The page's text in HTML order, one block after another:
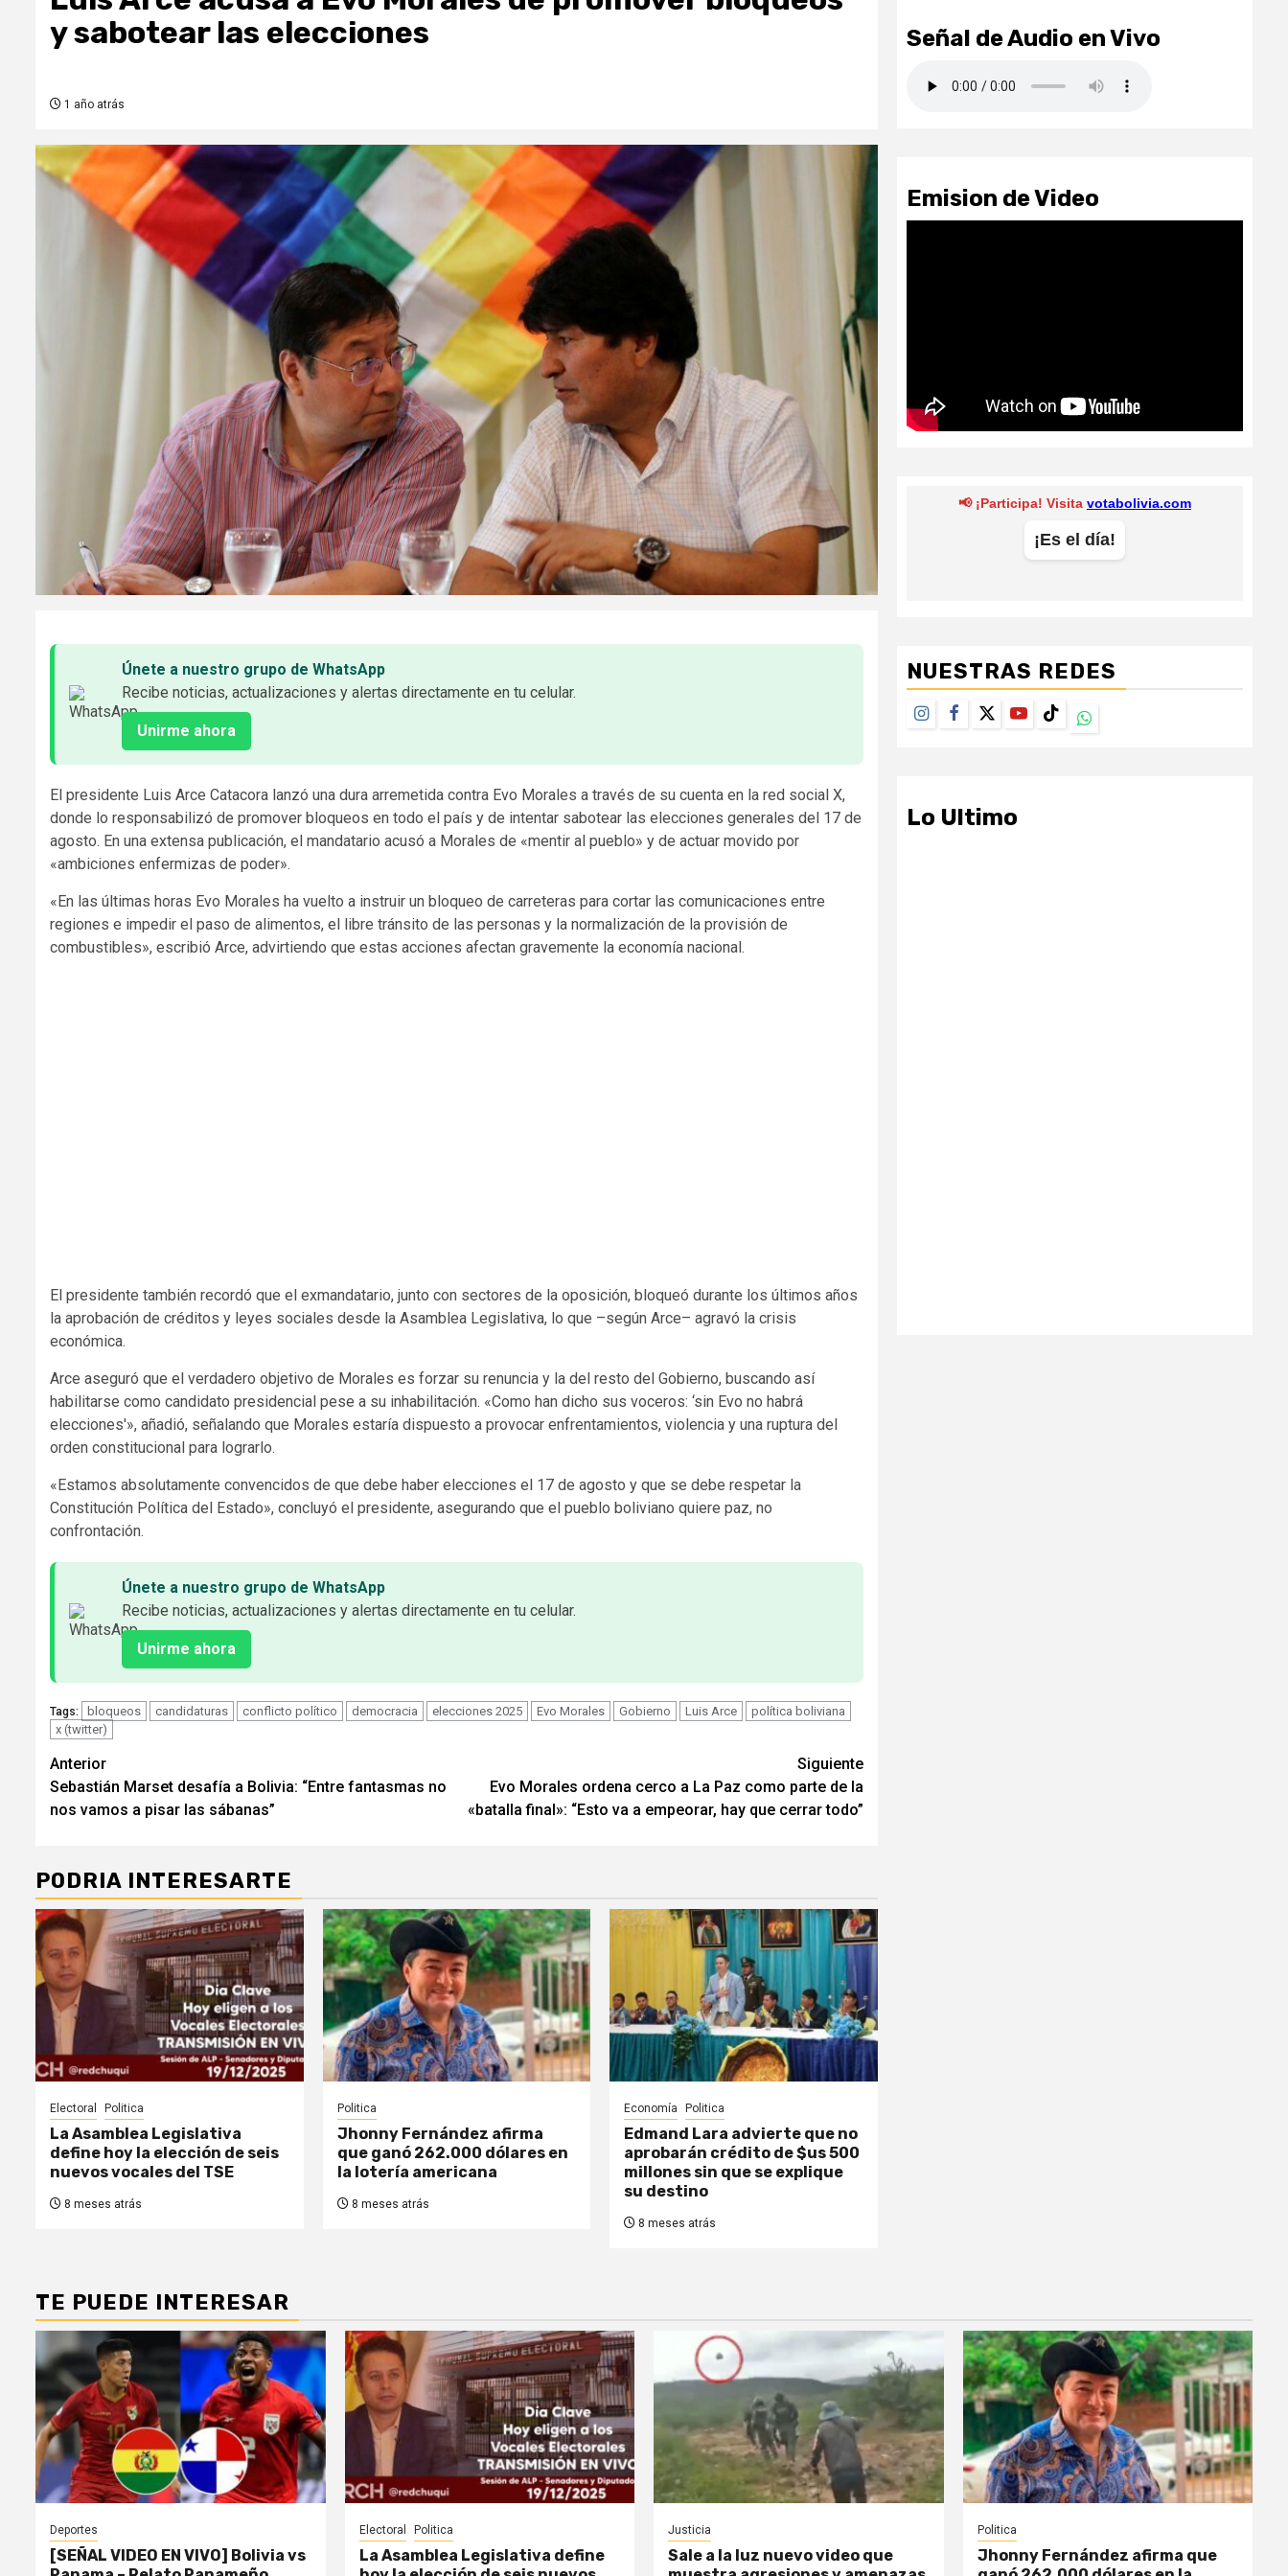
y sabotear las elecciones
1 año atrás
Únete a nuestro grupo de WhatsApp
Recibe noticias, actualizaciones y alertas directamente en tu celular.
Unirme ahora
El presidente Luis Arce Catacora lanzó una dura arremetida contra Evo Morales a través de su cuenta en la red social X,
donde lo responsabilizó de promover bloqueos en todo el país y de intentar sabotear las elecciones generales del 17 de
agosto. En una extensa publicación, el mandatario acusó a Morales de «mentir al pueblo» y de actuar movido por
«ambiciones enfermizas de poder».
«En las últimas horas Evo Morales ha vuelto a instruir un bloqueo de carreteras para cortar las comunicaciones entre
regiones e impedir el paso de alimentos, el libre tránsito de las personas y la normalización de la provisión de
combustibles», escribió Arce, advirtiendo que estas acciones afectan gravemente la economía nacional.
El presidente también recordó que el exmandatario, junto con sectores de la oposición, bloqueó durante los últimos años
la aprobación de créditos y leyes sociales desde la Asamblea Legislativa, lo que –según Arce– agravó la crisis
económica.
Arce aseguró que el verdadero objetivo de Morales es forzar su renuncia y la del resto del Gobierno, buscando así
habilitarse como candidato presidencial pese a su inhabilitación. «Como han dicho sus voceros: ‘sin Evo no habrá
elecciones'», añadió, señalando que Morales estaría dispuesto a provocar enfrentamientos, violencia y una ruptura del
orden constitucional para lograrlo.
«Estamos absolutamente convencidos de que debe haber elecciones el 17 de agosto y que se debe respetar la
Constitución Política del Estado», concluyó el presidente, asegurando que el pueblo boliviano quiere paz, no
confrontación.
Únete a nuestro grupo de WhatsApp
Recibe noticias, actualizaciones y alertas directamente en tu celular.
Unirme ahora
Tags: bloqueos candidaturas conflicto político democracia elecciones 2025 Evo Morales Gobierno Luis Arce
política boliviana
x (twitter)
Seguir
leyendo
Anterior
Sebastián Marset desafía a Bolivia: “Entre fantasmas no
nos vamos a pisar las sábanas”
Siguiente
Evo Morales ordena cerco a La Paz como parte de la
«batalla final»: “Esto va a empeorar, hay que cerrar todo”
PODRIA INTERESARTE
Electoral Politica
La Asamblea Legislativa
define hoy la elección de seis
nuevos vocales del TSE
8 meses atrás
Politica
Jhonny Fernández afirma
que ganó 262.000 dólares en
la lotería americana
8 meses atrás
Economía Politica
Edmand Lara advierte que no
aprobarán crédito de $us 500
millones sin que se explique
su destino
8 meses atrás
Señal de Audio en Vivo
Emision de Video
NUESTRAS REDES
Instagram
Facebook
TwitterYoutubeTikTokWhatsapp
Lo Ultimo
TE PUEDE INTERESAR
Deportes
[SEÑAL VIDEO EN VIVO] Bolivia vs
Electoral Politica
La Asamblea Legislativa define
Justicia
Sale a la luz nuevo video que
Politica
Jhonny Fernández afirma que